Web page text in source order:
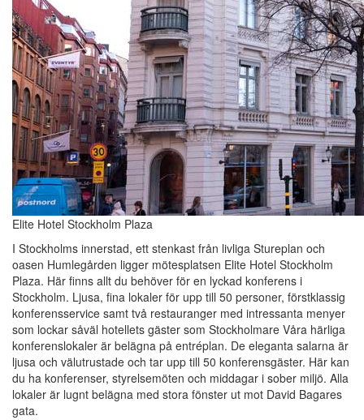
Elite Hotel Stockholm Plaza
I Stockholms innerstad, ett stenkast från livliga Stureplan och
oasen Humlegården ligger mötesplatsen Elite Hotel Stockholm
Plaza. Här finns allt du behöver för en lyckad konferens i
Stockholm. Ljusa, fina lokaler för upp till 50 personer, förstklassig
konferensservice samt två restauranger med intressanta menyer
som lockar såväl hotellets gäster som Stockholmare Våra härliga
konferenslokaler är belägna på entréplan. De eleganta salarna är
ljusa och välutrustade och tar upp till 50 konferensgäster. Här kan
du ha konferenser, styrelsemöten och middagar i sober miljö. Alla
lokaler är lugnt belägna med stora fönster ut mot David Bagares
gata.